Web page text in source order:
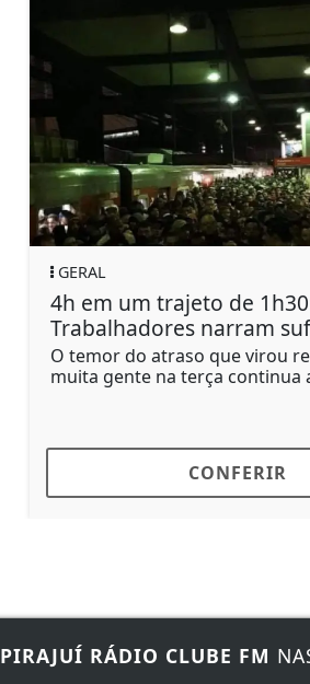
GERAL
4h em um trajeto de 1h30:
Trabalhadores narram sufoco
O temor do atraso que virou
muita gente na terça continua a
CONFERIR
PIRAJUÍ RÁDIO CLUBE FM